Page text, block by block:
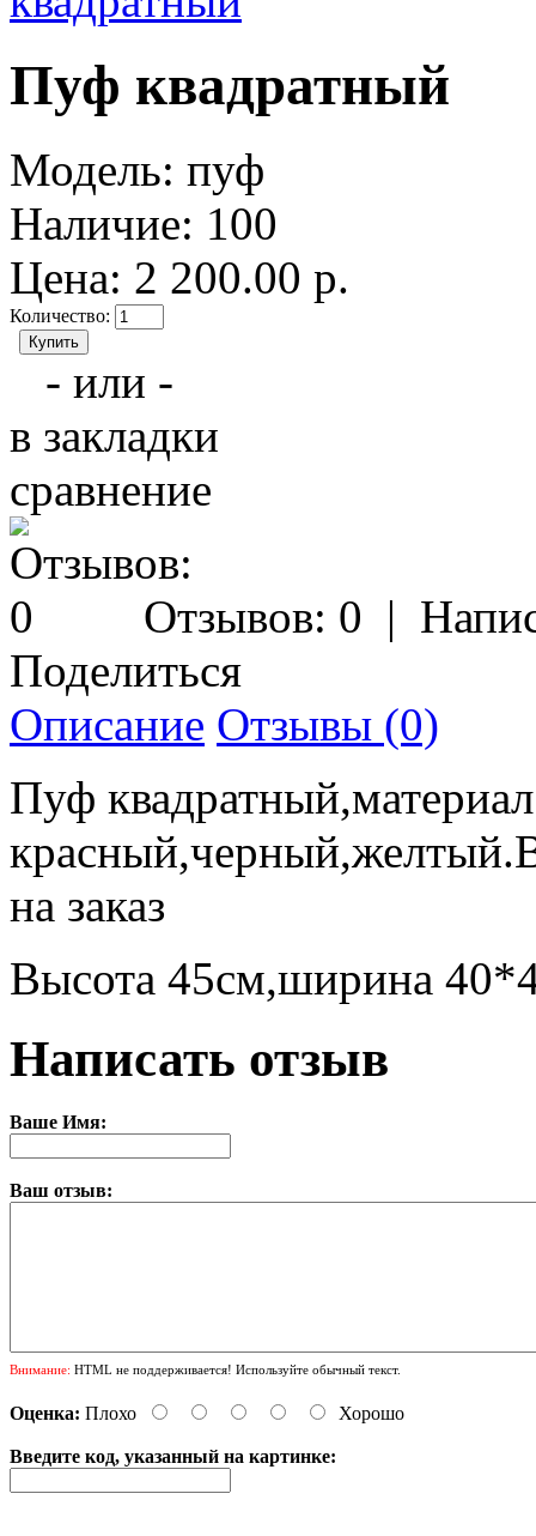
Пуф квадратный
Модель: пуф
Наличие: 100
Цена: 2 200.00 р.
Количество:
- или -
в закладки
сравнение
Отзывов: 0 |
Поделиться
Описание Отзывы (0)
Пуф
на заказ
Высота 45см,ширина
Написать отзыв
Ваше Имя:
Ваш отзыв:
Внимание: HTML не поддерживается! Используйте обычный текст.
Оценка: Плохо Хорошо
Введите код, указанный на картинке: